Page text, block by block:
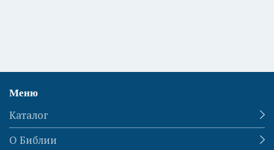
Меню
Каталог
О Библии